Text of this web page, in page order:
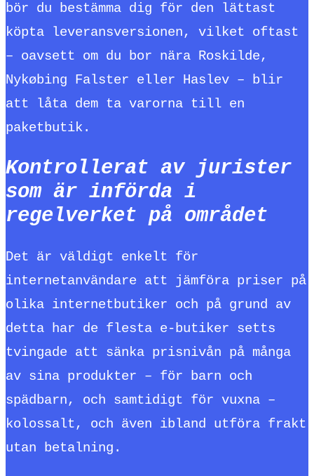
bör du bestämma dig för den lättast
köpta leveransversionen, vilket oftast
– oavsett om du bor nära Roskilde,
Nykøbing Falster eller Haslev – blir
att låta dem ta varorna till en
paketbutik.
Kontrollerat av jurister
som är införda i
regelverket på området
Det är väldigt enkelt för
internetanvändare att jämföra priser på
olika internetbutiker och på grund av
detta har de flesta e-butiker setts
tvingade att sänka prisnivån på många
av sina produkter – för barn och
spädbarn, och samtidigt för vuxna –
kolossalt, och även ibland utföra frakt
utan betalning.